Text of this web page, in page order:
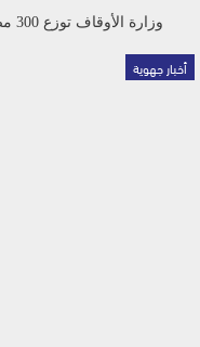
وزارة الأوقاف توزع 300 مصحف يومياً بمطار سانية الرمل لفائدة…
أخبار جهوية